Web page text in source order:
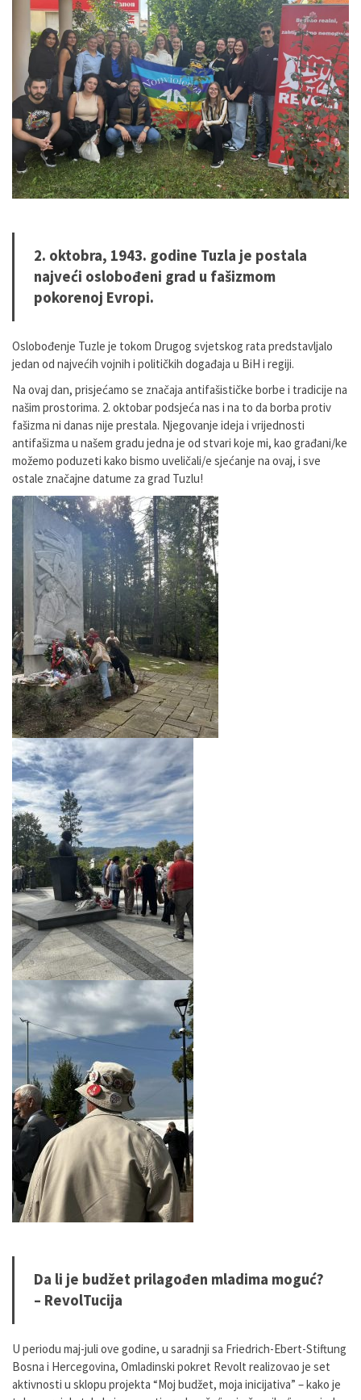
2. oktobra, 1943. godine Tuzla je postala
najveći oslobođeni grad u fašizmom
pokorenoj Evropi.
Oslobođenje Tuzle je tokom Drugog svjetskog rata predstavljalo
jedan od najvećih vojnih i političkih događaja u BiH i regiji.
Na ovaj dan, prisjećamo se značaja antifašističke borbe i tradicije na
našim prostorima. 2. oktobar podsjeća nas i na to da borba protiv
fašizma ni danas nije prestala. Njegovanje ideja i vrijednosti
antifašizma u našem gradu jedna je od stvari koje mi, kao građani/ke
možemo poduzeti kako bismo uveličali/e sjećanje na ovaj, i sve
ostale značajne datume za grad Tuzlu!
Da li je budžet prilagođen mladima moguć?
– RevolTucija
U periodu maj-juli ove godine, u saradnji sa Friedrich-Ebert-Stiftung
Bosna i Hercegovina, Omladinski pokret Revolt realizovao je set
aktivnosti u sklopu projekta “Moj budžet, moja inicijativa” – kako je